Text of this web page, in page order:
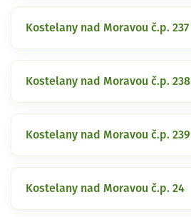
Kostelany nad Moravou č.p. 237
Kostelany nad Moravou č.p. 238
Kostelany nad Moravou č.p. 239
Kostelany nad Moravou č.p. 24